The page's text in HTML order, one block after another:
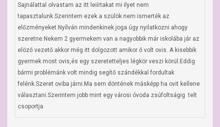
Sajnálattal olvastam az itt leiírtakat mi ilyet nem
tapasztalunk.Szerintem ezek a szülök nem ismerték az
előzményeket.Nyílván mindenkinek joga úgy nyilatkozni ahogy
szeretne.Nekem 2 gyermekem van a nagyobbik már iskolába jár az
elöző vezető akkor még itt dolgozott amikor ő volt ovis. A kisebbik
gyermek most ovis,és egy szeretetteljes légkör veszi körül.Eddig
bármi problémánk volt mindig segítő szándékkal fordultak
felénk.Szeret oviba járni.Ma sem döntének másképp ha ovit kellene
választani.Szerintem jobb mint egy városi óvoda zsúfoltságig  telt
csoportja.